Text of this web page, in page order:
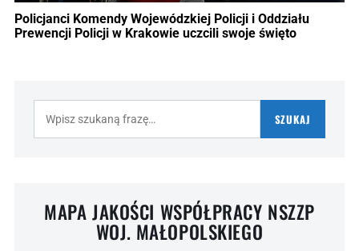
Policjanci Komendy Wojewódzkiej Policji i Oddziału
Prewencji Policji w Krakowie uczcili swoje święto
SZUKAJ
MAPA JAKOŚCI WSPÓŁPRACY NSZZP
WOJ. MAŁOPOLSKIEGO